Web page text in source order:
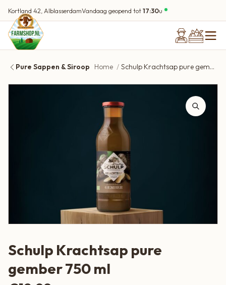
Kortland 42, AlblasserdamVandaag geopend tot17:30u
Pure Sappen & Siroop Home Schulp Krachtsap pure gember 750 ml
Schulp Krachtsap pure
gember 750 ml